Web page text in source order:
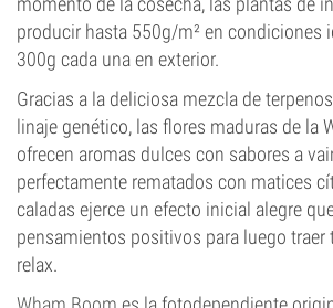
producir hasta 550g/m² en condiciones
300g cada una en exterior.
Gracias a la deliciosa mezcla de
linaje genético, las flores maduras de la
ofrecen aromas dulces con sabores a
perfectamente rematados con matices
caladas ejerce un efecto inicial alegre
pensamientos positivos para luego traer
relax.